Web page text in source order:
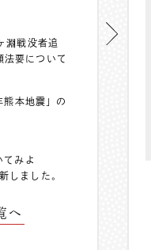
淵戦没者追
法要について
熊本地震」の
てみよ
しました。
へ